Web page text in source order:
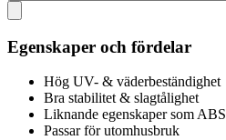
Egenskaper och fördelar
Hög UV- & väderbeständighet
Bra stabilitet & slagtålighet
Liknande egenskaper som ABS
Passar för utomhusbruk